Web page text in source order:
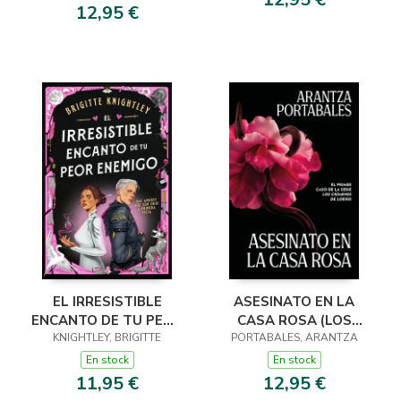
12,95 €
EL IRRESISTIBLE
ENCANTO DE TU PEOR
ENEMIGO (QUERIDOS
ENEMIGOS 1)
KNIGHTLEY, BRIGITTE
En stock
11,95 €
ASESINATO EN LA
CASA ROSA (LOS
CRÍMENES DE LOEIRO
1)
PORTABALES, ARANTZA
En stock
12,95 €